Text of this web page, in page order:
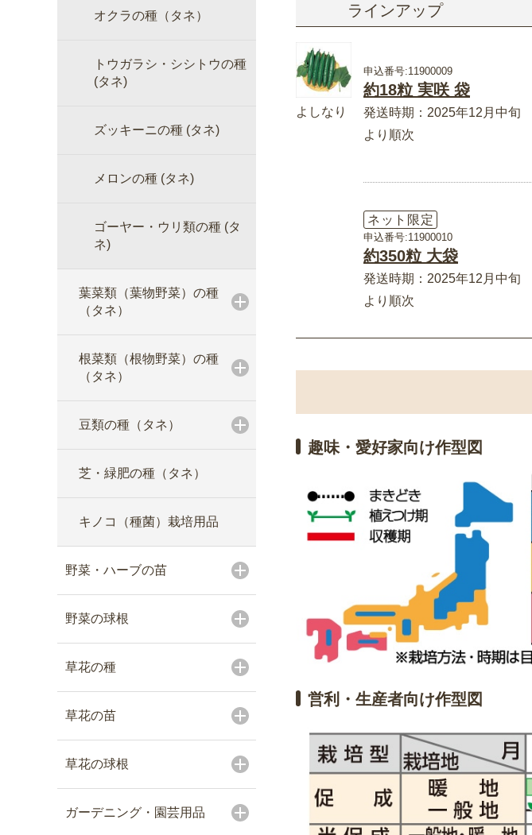
オクラの種（タネ）
トウガラシ・シシトウの種
(タネ)
ズッキーニの種 (タネ)
メロンの種 (タネ)
ゴーヤー・ウリ類の種 (タ
ネ)
葉菜類（葉物野菜）の種
（タネ）
根菜類（根物野菜）の種
（タネ）
豆類の種（タネ）
芝・緑肥の種（タネ）
キノコ（種菌）栽培用品
野菜・ハーブの苗
野菜の球根
草花の種
草花の苗
草花の球根
ガーデニング・園芸用品
ラインアップ
よしなり
申込番号:11900009
約18粒 実咲 袋
発送時期：2025年12月中旬
より順次
ネット限定
申込番号:11900010
約350粒 大袋
発送時期：2025年12月中旬
より順次
趣味・愛好家向け作型図
営利・生産者向け作型図